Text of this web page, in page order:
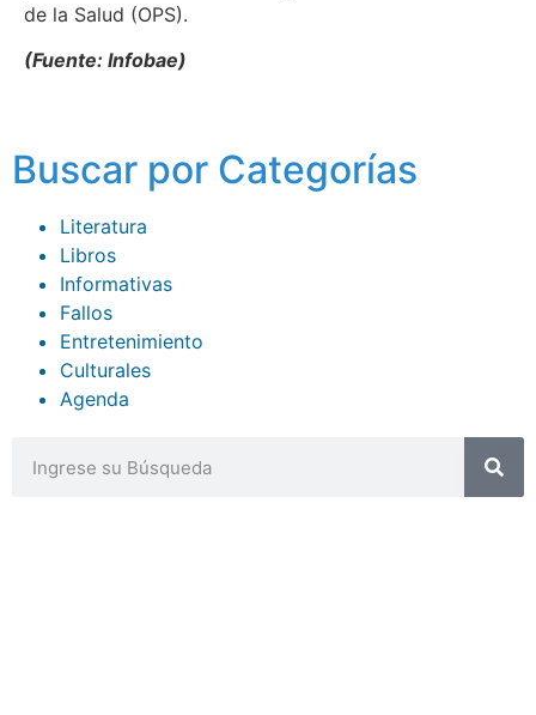
de la Salud (OPS).
(Fuente: Infobae)
Buscar por Categorías
Literatura
Libros
Informativas
Fallos
Entretenimiento
Culturales
Agenda